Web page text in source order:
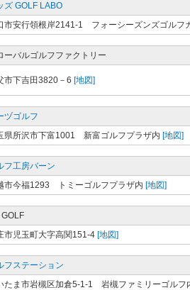
ズ GOLF LABO
市安行領根岸2141-1 フォーシーズンズゴルフ
ーバルゴルフファクトリー
市下吉田3820－6 [地図]
ヅゴルフ
県所沢市下富1001 新富ゴルフプラザ内 [地図]
フ工房バーン
市今福1293 トミーゴルフプラザ内 [地図]
GOLF
市児玉町大字高関151-4 [地図]
フステーション
たま市岩槻区加倉5-1-1 岩槻ファミリーゴルフ